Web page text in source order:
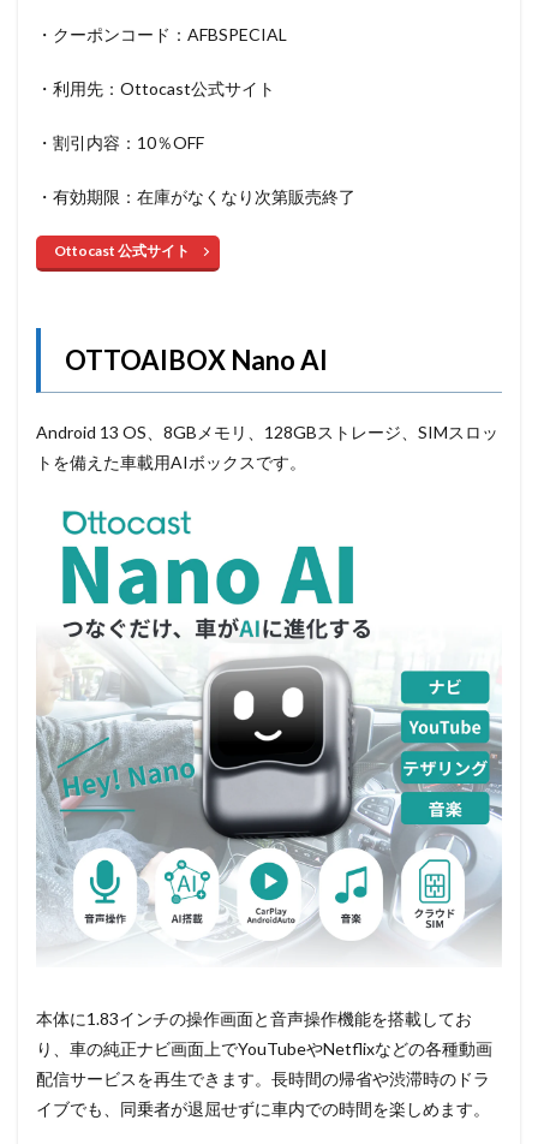
・クーポンコード：AFBSPECIAL
・利用先：Ottocast公式サイト
・割引内容：10％OFF
・有効期限：在庫がなくなり次第販売終了
Ottocast 公式サイト
OTTOAIBOX Nano AI
Android 13 OS、8GBメモリ、128GBストレージ、SIMスロッ
トを備えた車載用AIボックスです。
本体に1.83インチの操作画面と音声操作機能を搭載してお
り、車の純正ナビ画面上でYouTubeやNetflixなどの各種動画
配信サービスを再生できます。長時間の帰省や渋滞時のドラ
イブでも、同乗者が退屈せずに車内での時間を楽しめます。